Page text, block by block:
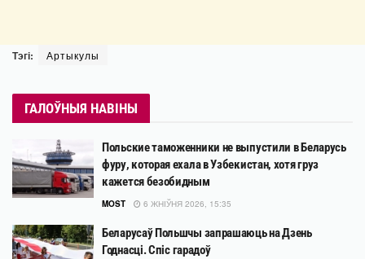
Тэгі: Артыкулы
ГАЛОЎНЫЯ НАВІНЫ
Польские таможенники не выпустили в Беларусь
фуру, которая ехала в Узбекистан, хотя груз
кажется безобидным
MOST 6 ЖНІЎНЯ 2026, 15:35
Беларусаў Польшчы запрашаюць на Дзень
Годнасці. Спіс гарадоў